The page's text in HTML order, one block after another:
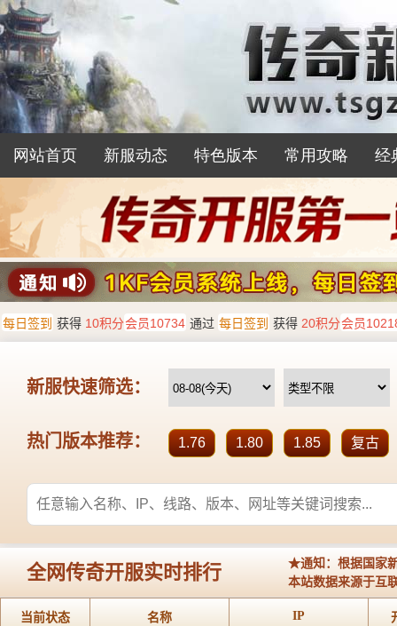
网站首页 新服动态 特色版本 常用攻略 经